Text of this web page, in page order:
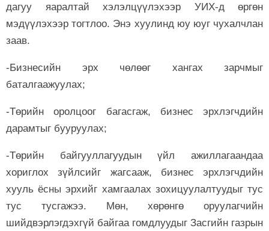
дагуу яаралтай хэлэлцүүлэхээр УИХ-д өргөн
мэдүүлэхээр тогтлоо. Энэ хуулинд юу юуг чухалчлан
заав.
-Бизнесийн эрх чөлөөг хангах зарчмыг
баталгаажуулах;
-Төрийн оролцоог багасгаж, бизнес эрхлэгчдийн
дарамтыг бууруулах;
-Төрийн байгууллагуудын үйл ажиллагаандаа
хориглох зүйлсийг жагсааж, бизнес эрхлэгчдийн
хууль ёсны эрхийг хамгаалах зохицуулалтуудыг тус
тус тусгажээ. Мөн, хөрөнгө оруулагчийн
шийдвэрлэгдэхгүй байгаа гомдлуудыг Засгийн газрын